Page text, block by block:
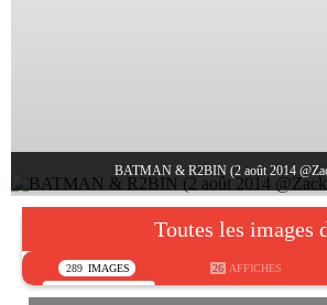
BATMAN & R2BIN (2 août 2014
Toutes les images
289 IMAGES 26 AFFICHES